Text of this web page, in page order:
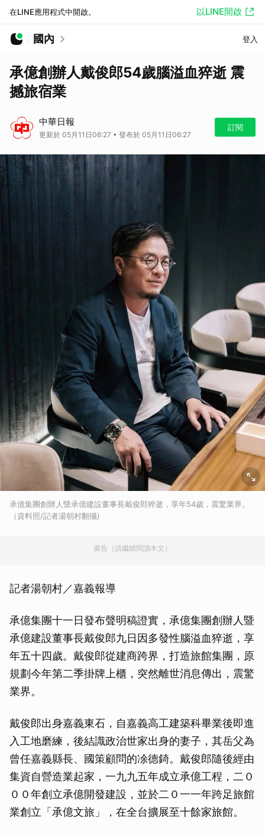
在LINE應用程式中開啟。 以LINE開啟
國內 登入
承億創辦人戴俊郎54歲腦溢血猝逝 震
撼旅宿業
中華日報
更新於 05月11日06:27 • 發布於 05月11日06:27
訂閱
承億集團創辦人暨承億建設董事長戴俊郎猝逝，享年54歲，震驚業界。
（資料照/記者湯朝村翻攝)
廣告（請繼續閱讀本文）
記者湯朝村／嘉義報導
承億集團十一日發布聲明稿證實，承億集團創辦人暨
承億建設董事長戴俊郎九日因多發性腦溢血猝逝，享
年五十四歲。戴俊郎從建商跨界，打造旅館集團，原
規劃今年第二季掛牌上櫃，突然離世消息傳出，震驚
業界。
戴俊郎出身嘉義東石，自嘉義高工建築科畢業後即進
入工地磨練，後結識政治世家出身的妻子，其岳父為
曾任嘉義縣長、國策顧問的凃德錡。戴俊郎隨後經由
集資自營造業起家，一九九五年成立承億工程，二０
００年創立承億開發建設，並於二０一一年跨足旅館
業創立「承億文旅」，在全台擴展至十餘家旅館。